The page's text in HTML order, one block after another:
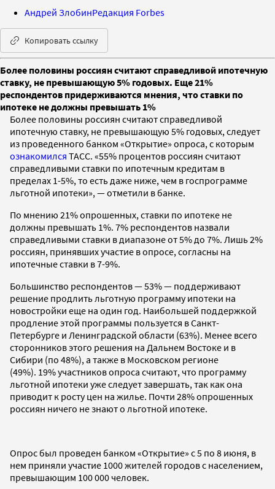
Андрей ЗлобинРедакция Forbes
Копировать ссылку
Более половины россиян считают справедливой ипотечную
ставку, не превышающую 5% годовых. Еще 21%
респондентов придерживаются мнения, что ставки по
ипотеке не должны превышать 1%
Более половины россиян считают справедливой
ипотечную ставку, не превышающую 5% годовых, следует
из проведенного банком «Открытие» опроса, с которым
ознакомился ТАСС. «55% процентов россиян считают
справедливыми ставки по ипотечным кредитам в
пределах 1-5%, то есть даже ниже, чем в госпрограмме
льготной ипотеки», — отметили в банке.
По мнению 21% опрошенных, ставки по ипотеке не
должны превышать 1%. 7% респондентов назвали
справедливыми ставки в диапазоне от 5% до 7%. Лишь 2%
россиян, принявших участие в опросе, согласны на
ипотечные ставки в 7-9%.
Большинство респондентов — 53% — поддерживают
решение продлить льготную программу ипотеки на
новостройки еще на один год. Наибольшей поддержкой
продление этой программы пользуется в Санкт-
Петербурге и Ленинградской области (63%). Менее всего
сторонников этого решения на Дальнем Востоке и в
Сибири (по 48%), а также в Московском регионе
(49%). 19% участников опроса считают, что программу
льготной ипотеки уже следует завершать, так как она
приводит к росту цен на жилье. Почти 28% опрошенных
россиян ничего не знают о льготной ипотеке.
Опрос был проведен банком «Открытие» с 5 по 8 июня, в
нем приняли участие 1000 жителей городов с населением,
превышающим 100 000 человек.